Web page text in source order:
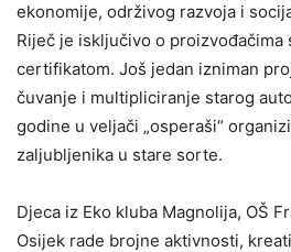
ekonomije, održivog razvoja i
Riječ je isključivo o proizvođačima
certifikatom. Još jedan izniman
čuvanje i multipliciranje starog
godine u veljači „osperaši“
zaljubljenika u stare sorte.
Djeca iz Eko kluba Magnolija, OŠ
Osijek rade brojne aktivnosti,